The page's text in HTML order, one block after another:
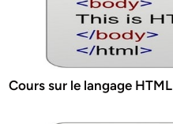
Cours sur le langage HTML